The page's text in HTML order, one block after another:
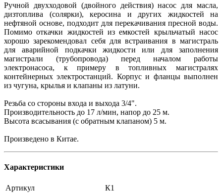
Ручной двухходовой (двойного действия) насос для масла,
дизтоплива (солярки), керосина и других жидкостей на
нефтяной основе, подходит для перекачивания пресной воды.
Помимо откачки жидкостей из емкостей крыльчатый насос
хорошо зарекомендовал себя для встраивания в магистраль
для аварийной подкачки жидкости или для заполнения
магистрали (трубопровода) перед началом работы
электронасоса, к примеру в топливных магистралях
контейнерных электростанций. Корпус и фланцы выполнен
из чугуна, крылья и клапаны из латуни.
Резьба со стороны входа и выхода 3/4".
Производительность до 17 л/мин, напор до 25 м.
Высота всасывания (с обратным клапаном) 5 м.
Произведено в Китае.
Характеристики
Артикул
К1